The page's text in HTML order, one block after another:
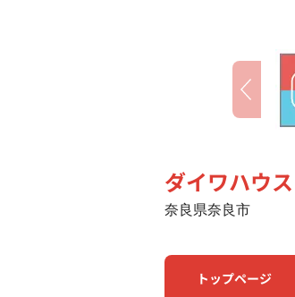
ダイワハウ
奈良県奈良市
トップページ